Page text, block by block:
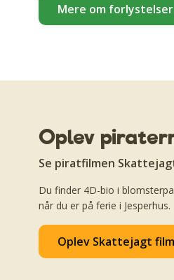
Mere om forlystelser
Oplev
Se piratfilmen
Du finder 4D-bio i
når du er på ferie i Jesperhus.
Oplev Skattejagt